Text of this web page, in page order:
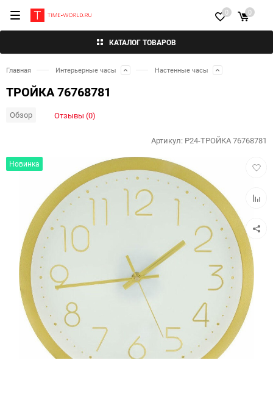
КАТАЛОГ ТОВАРОВ
0 0
Главная Интерьерные часы Настенные часы
ТРОЙКА 76768781
Обзор Отзывы (0)
Новинка
Артикул: P24-ТРОЙКА 76768781